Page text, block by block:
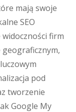
mają swoje
SEO
firm
geograficznym,
pod
tworzenie
Google My